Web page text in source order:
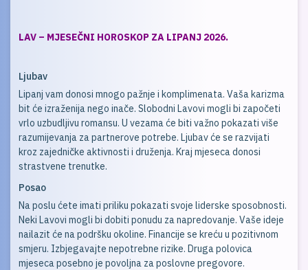
LAV – MJESEČNI HOROSKOP ZA LIPANJ 2026.
Ljubav
Lipanj vam donosi mnogo pažnje i komplimenata. Vaša karizma
bit će izraženija nego inače. Slobodni Lavovi mogli bi započeti
vrlo uzbudljivu romansu. U vezama će biti važno pokazati više
razumijevanja za partnerove potrebe. Ljubav će se razvijati
kroz zajedničke aktivnosti i druženja. Kraj mjeseca donosi
strastvene trenutke.
Posao
Na poslu ćete imati priliku pokazati svoje liderske sposobnosti.
Neki Lavovi mogli bi dobiti ponudu za napredovanje. Vaše ideje
nailazit će na podršku okoline. Financije se kreću u pozitivnom
smjeru. Izbjegavajte nepotrebne rizike. Druga polovica
mjeseca posebno je povoljna za poslovne pregovore.